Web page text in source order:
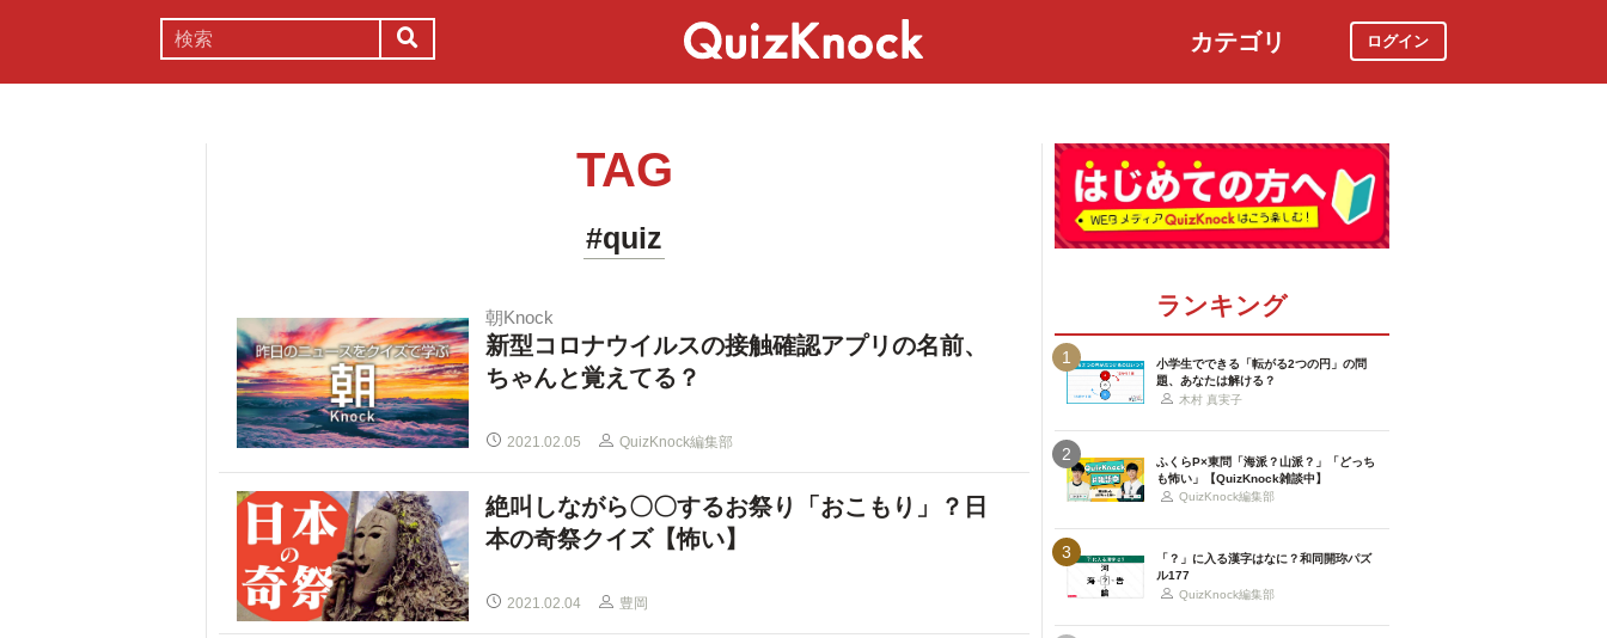
カテゴリ ログイン
TAG
#quiz
朝Knock
新型コロナウイルスの接触確認アプリの名前、
ちゃんと覚えてる？
2021.02.05 QuizKnock編集部
絶叫しながら〇〇するお祭り「おこもり」？日
本の奇祭クイズ【怖い】
2021.02.04 豊岡
ランキング
1
小学生でできる「転がる2つの円」の問
題、あなたは解ける？
木村 真実子
2
ふくらP×東問「海派？山派？」「どっち
も怖い」【QuizKnock雑談中】
QuizKnock編集部
3
「？」に入る漢字はなに？和同開珎パズ
ル177
QuizKnock編集部